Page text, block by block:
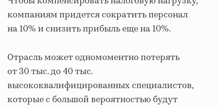
компаниям придется сократить персонал
на 10% и снизить прибыль еще на 10%.
Отрасль может одномоментно потерять
от 30 тыс. до 40 тыс.
высококвалифицированных специалистов,
которые с большой вероятностью будут